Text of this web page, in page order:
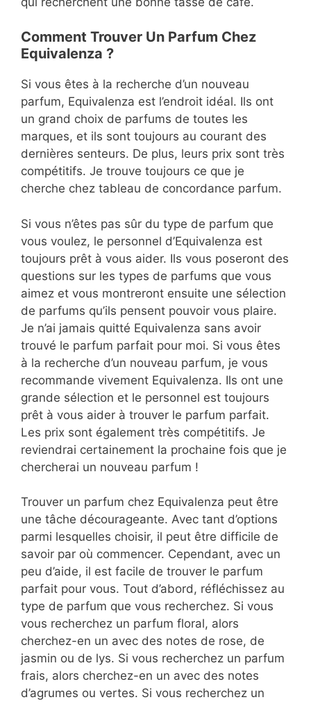
Comment Trouver Un Parfum Chez
Equivalenza ?
Si vous êtes à la recherche d’un nouveau
parfum, Equivalenza est l’endroit idéal. Ils ont
un grand choix de parfums de toutes les
marques, et ils sont toujours au courant des
dernières senteurs. De plus, leurs prix sont très
compétitifs. Je trouve toujours ce que je
cherche chez tableau de concordance parfum.
Si vous n’êtes pas sûr du type de parfum que
vous voulez, le personnel d’Equivalenza est
toujours prêt à vous aider. Ils vous poseront des
questions sur les types de parfums que vous
aimez et vous montreront ensuite une sélection
de parfums qu’ils pensent pouvoir vous plaire.
Je n’ai jamais quitté Equivalenza sans avoir
trouvé le parfum parfait pour moi. Si vous êtes
à la recherche d’un nouveau parfum, je vous
recommande vivement Equivalenza. Ils ont une
grande sélection et le personnel est toujours
prêt à vous aider à trouver le parfum parfait.
Les prix sont également très compétitifs. Je
reviendrai certainement la prochaine fois que je
chercherai un nouveau parfum !
Trouver un parfum chez Equivalenza peut être
une tâche décourageante. Avec tant d’options
parmi lesquelles choisir, il peut être difficile de
savoir par où commencer. Cependant, avec un
peu d’aide, il est facile de trouver le parfum
parfait pour vous. Tout d’abord, réfléchissez au
type de parfum que vous recherchez. Si vous
vous recherchez un parfum floral, alors
cherchez-en un avec des notes de rose, de
jasmin ou de lys. Si vous recherchez un parfum
frais, alors cherchez-en un avec des notes
d’agrumes ou vertes. Si vous recherchez un